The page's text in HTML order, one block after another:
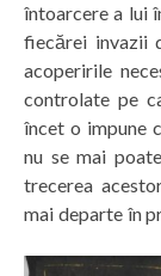
întoarcere a lui
fiecărei invazii
acoperirile
controlate pe
încet o impune
nu se mai
trecerea
mai departe în